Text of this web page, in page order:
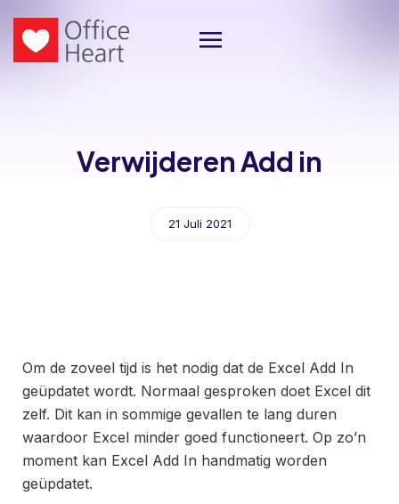
Verwijderen Add in
21 Juli 2021
Om de zoveel tijd is het nodig dat de Excel Add In
geüpdatet wordt. Normaal gesproken doet Excel dit
zelf. Dit kan in sommige gevallen te lang duren
waardoor Excel minder goed functioneert. Op zo’n
moment kan Excel Add In handmatig worden
geüpdatet.